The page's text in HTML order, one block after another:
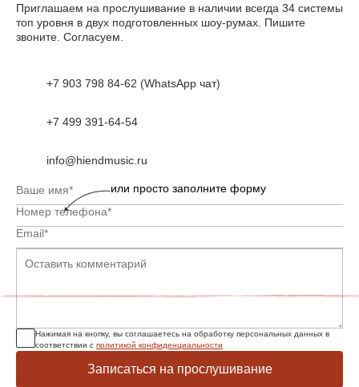
Приглашаем на прослушивание в наличии всегда 34 системы
топ уровня в двух подготовленных шоу-румах. Пишите
звоните. Согласуем.
+7 903 798 84-62 (WhatsApp чат)
+7 499 391-64-54
info@hiendmusic.ru
Нажимая на кнопку, вы соглашаетесь на обработку персональных данных в
соответствии с политикой конфиденциальности
Записаться на прослушивание
или просто заполните форму